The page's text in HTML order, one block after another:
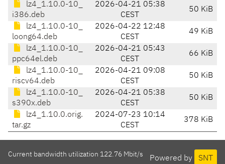
lz4_1.10.0-10_
i386.deb
2026-04-21 05:38
CEST
50 KiB
lz4_1.10.0-10_
loong64.deb
2026-04-22 12:48
CEST
49 KiB
lz4_1.10.0-10_
ppc64el.deb
2026-04-21 05:43
CEST
66 KiB
lz4_1.10.0-10_
riscv64.deb
2026-04-21 09:08
CEST
50 KiB
lz4_1.10.0-10_
s390x.deb
2026-04-21 05:38
CEST
50 KiB
lz4_1.10.0.orig.
tar.gz
2024-07-23 10:14
CEST
378 KiB
Powered by SNT
Current bandwidth utilization 122.76 Mbit/s